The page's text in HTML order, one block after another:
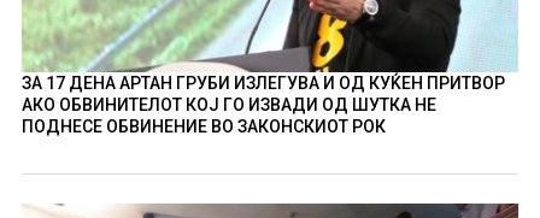
ЗА 17 ДЕНА АРТАН ГРУБИ ИЗЛЕГУВА И ОД КУЌЕН ПРИТВОР
АКО ОБВИНИТЕЛОТ КОЈ ГО ИЗВАДИ ОД ШУТКА НЕ
ПОДНЕСЕ ОБВИНЕНИЕ ВО ЗАКОНСКИОТ РОК